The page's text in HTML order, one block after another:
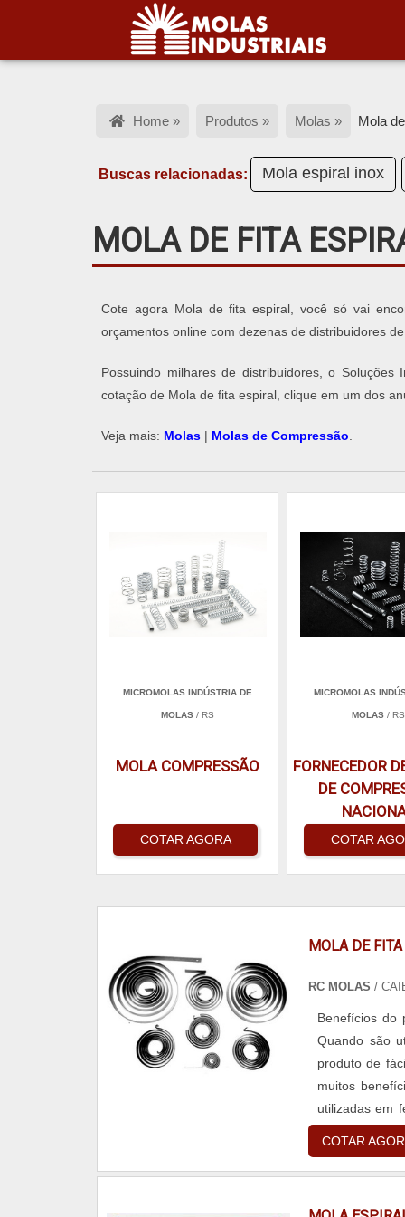
Home » Produtos » Molas » Mola
Buscas relacionadas: Mola espiral inox
MOLA DE FITA
Cote agora Mola de fita espiral, você só vai
orçamentos online com dezenas de distribuidores
Possuindo milhares de distribuidores, o
cotação de Mola de fita espiral, clique em um dos
Veja mais: Molas | Molas de Compressão
MICROMOLAS INDÚSTRIA DE
MOLAS/ RS
MOLA COMPRESSÃO
COTAR AGORA
MICROMOLAS
MOLAS/ RS
FORNECEDOR
DE
COTAR
MOLA DE
RC MOLAS /
Benefícios do
Quando são
produto de
muitos
utilizadas em
COTAR